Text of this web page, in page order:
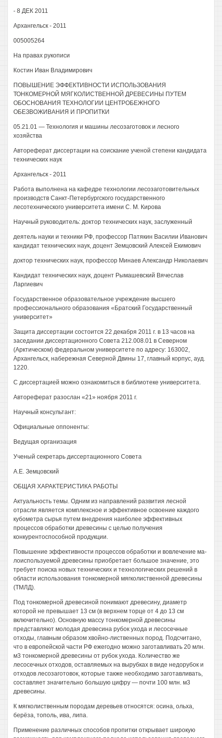
- 8 ДЕК 2011
Архангельск - 2011
005005264
На правах рукописи
Костин Иван Владимирович
ПОВЫШЕНИЕ ЭФФЕКТИВНОСТИ ИСПОЛЬЗОВАНИЯ
ТОНКОМЕРНОЙ МЯГКОЛИСТВЕННОЙ ДРЕВЕСИНЫ ПУТЕМ
ОБОСНОВАНИЯ ТЕХНОЛОГИИ ЦЕНТРОБЕЖНОГО
ОБЕЗВОЖИВАНИЯ И ПРОПИТКИ
05.21.01 — Технология и машины лесозаготовок и лесного
хозяйства
Автореферат диссертации на соискание ученой степени кандидата
технических наук
Архангельск - 2011
Работа выполнена на кафедре технологии лесозаготовительных
производств Санкт-Петербургского государственного
лесотехнического университета имени С. М. Кирова
Научный руководитель: доктор технических наук, заслуженный
деятель науки и техники РФ, профессор Патякин Василии Иванович
кандидат технических наук, доцент Земцовский Алексей Екимович
доктор технических наук, профессор Минаев Александр Николаевич
Кандидат технических наук, доцент Рымашевский Вячеслав
Ларгиевич
Государственное образовательное учреждение высшего
профессионального образования «Братский Государственный
университет»
Защита диссертации состоится 22 декабря 2011 г. в 13 часов на
заседании диссертационного Совета 212.008.01 в Северном
(Арктическом) федеральном университете по адресу: 163002,
Архангельск, набережная Северной Двины 17, главный корпус, ауд.
1220.
С диссертацией можно ознакомиться в библиотеке университета.
Автореферат разослан «21» ноября 2011 г.
Научный консультант:
Официальные оппоненты:
Ведущая организация
Ученый секретарь диссертационного Совета
А.Е. Земцовский
ОБЩАЯ ХАРАКТЕРИСТИКА РАБОТЫ
Актуальность темы. Одним из направлений развития лесной
отрасли является комплексное и эффективное освоение каждого
кубометра сырья путем внедрения наиболее эффективных
процессов обработки древесины с целью получения
конкурентоспособной продукции.
Повышение эффективности процессов обработки и вовлечение ма-
лоиспользуемой древесины приобретает большое значение, это
требует поиска новых технических и технологических решений в
области использования тонкомерной мягколиственной древесины
(ТМЛД).
Под тонкомерной древесиной понимают древесину, диаметр
которой не превышает 13 см (в верхнем торце от 4 до 13 см
включительно). Основную массу тонкомерной древесины
представляют молодая древесина рубок ухода и лесосечные
отходы, главным образом хвойно-лиственных пород. Подсчитано,
что в европейской части РФ ежегодно можно заготавливать 20 млн.
м3 тонкомерной древесины от рубок ухода. Количество же
лесосечных отходов, оставляемых на вырубках в виде недорубок и
отходов лесозаготовок, которые также необходимо заготавливать,
составляет значительно большую цифру — почти 100 млн. м3
древесины.
К мягколиственным породам деревьев относятся: осина, ольха,
берёза, тополь, ива, липа.
Применение различных способов пропитки открывает широкую